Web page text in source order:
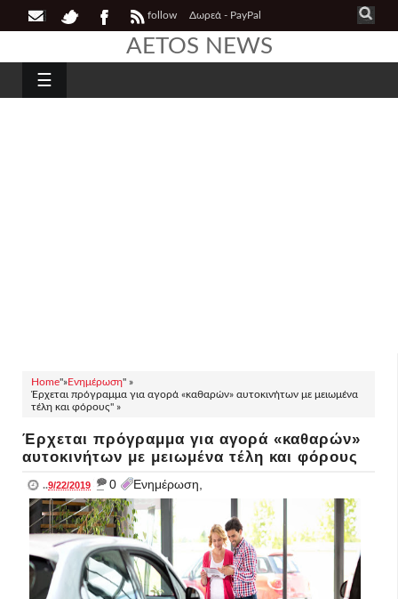
follow Δωρεά - PayPal
AETOS NEWS
☰
Home"»Ενημέρωση" »
Έρχεται πρόγραμμα για αγορά «καθαρών» αυτοκινήτων με μειωμένα
τέλη και φόρους" »
Έρχεται πρόγραμμα για αγορά «καθαρών»
αυτοκινήτων με μειωμένα τέλη και φόρους
..9/22/2019 _ 0 Ενημέρωση,